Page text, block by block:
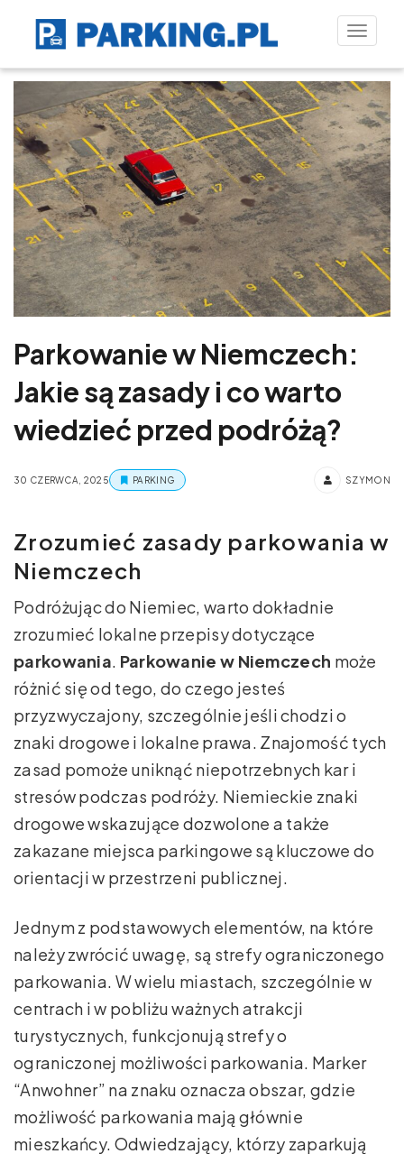
Toggle
Parkowanie w Niemczech:
Jakie są zasady i co warto
wiedzieć przed podróżą?
30 CZERWCA, 2025 PARKING SZYMON
Zrozumieć zasady parkowania w
Niemczech
Podróżując do Niemiec, warto dokładnie
zrozumieć lokalne przepisy dotyczące
parkowania. Parkowanie w Niemczech może
różnić się od tego, do czego jesteś
przyzwyczajony, szczególnie jeśli chodzi o
znaki drogowe i lokalne prawa. Znajomość tych
zasad pomoże uniknąć niepotrzebnych kar i
stresów podczas podróży. Niemieckie znaki
drogowe wskazujące dozwolone a także
zakazane miejsca parkingowe są kluczowe do
orientacji w przestrzeni publicznej.
Jednym z podstawowych elementów, na które
należy zwrócić uwagę, są strefy ograniczonego
parkowania. W wielu miastach, szczególnie w
centrach i w pobliżu ważnych atrakcji
turystycznych, funkcjonują strefy o
ograniczonej możliwości parkowania. Marker
“Anwohner” na znaku oznacza obszar, gdzie
możliwość parkowania mają głównie
mieszkańcy. Odwiedzający, którzy zaparkują